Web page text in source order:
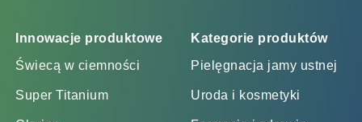
Innowacje produktowe
Świecą w ciemności
Super Titanium
Kategorie produktów
Pielęgnacja jamy ustnej
Uroda i kosmetyki